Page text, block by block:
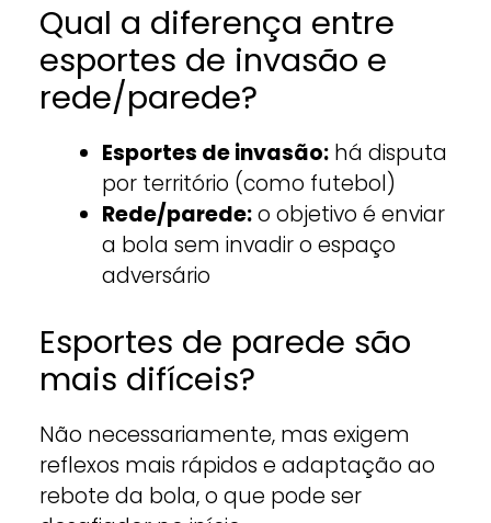
Qual a diferença entre
esportes de invasão e
rede/parede?
Esportes de invasão:há disputa
por território (como futebol)
Rede/parede:o objetivo é enviar
a bola sem invadir o espaço
adversário
Esportes de parede são
mais difíceis?
Não necessariamente, mas exigem
reflexos mais rápidos e adaptação ao
rebote da bola, o que pode ser